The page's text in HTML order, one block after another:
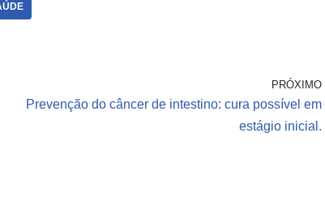
PRÓXIMO
Prevenção do câncer de intestino: cura possível em
estágio inicial.